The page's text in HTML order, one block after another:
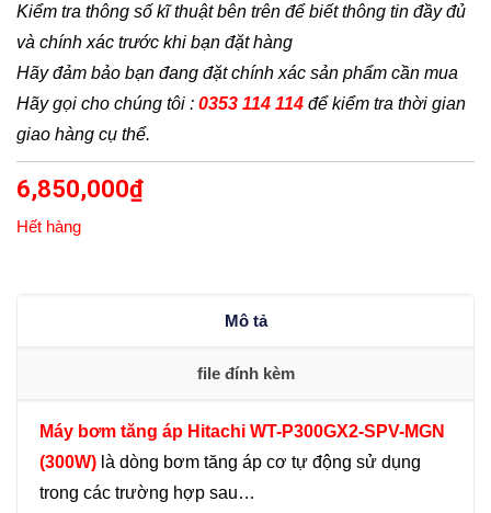
Kiểm tra thông số kĩ thuật bên trên để biết thông tin đầy đủ
và chính xác trước khi bạn đặt hàng
Hãy đảm bảo bạn đang đặt chính xác sản phẩm cần mua
Hãy gọi cho chúng tôi : 0353 114 114 để kiểm tra thời gian
giao hàng cụ thể.
6,850,000₫
Hết hàng
Mô tả
file đính kèm
Máy bơm tăng áp Hitachi WT-P300GX2-SPV-MGN
(300W) là dòng bơm tăng áp cơ tự động sử dụng
trong các trường hợp sau…